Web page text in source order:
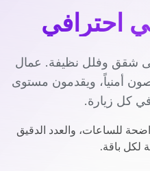
احترافي
شقق وفلل نظيفة. عمال
أمنياً، ويقدمون مستوى
كل زيارة.
للساعات، والعدد الدقيق
لكل باقة.